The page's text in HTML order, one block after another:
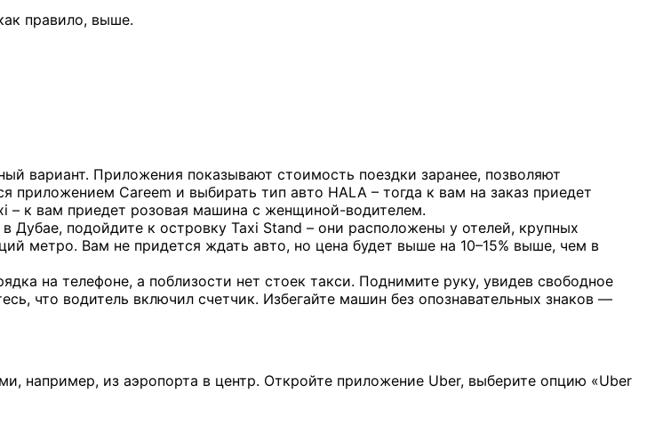
правило, выше.
вариант. Приложения показывают стоимость поездки заранее, позволяют
Careem и выбирать тип авто HALA – тогда к вам на заказ приедет
– к вам приедет розовая машина с женщиной-водителем.
Дубае, подойдите к островку Taxi Stand – они расположены у отелей, крупных
метро. Вам не придется ждать авто, но цена будет выше на 10–15% выше, чем в
на телефоне, а поблизости нет стоек такси. Поднимите руку, увидев свободное
что водитель включил счетчик. Избегайте машин без опознавательных знаков —
например, из аэропорта в центр. Откройте приложение Uber, выберите опцию «Uber